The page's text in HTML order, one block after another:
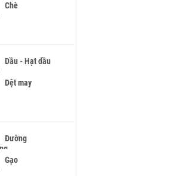
Chè
Dầu - Hạt dầu
Dệt may
Đường
Gạo